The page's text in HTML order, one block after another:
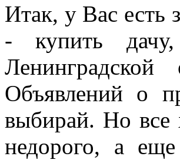
Итак, у Вас есть
- купить
Объявлений о
выбирай. Но все
недорого, а